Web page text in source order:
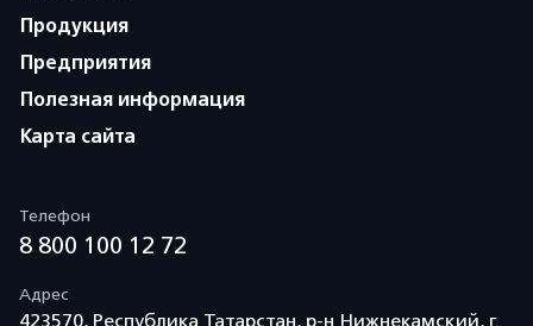
Продукция
Предприятия
Полезная информация
Карта сайта
Телефон
8 800 100 12 72
Адрес
423570, Республика Татарстан, р-н Нижнекамский, г.